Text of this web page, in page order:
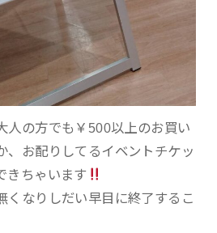
人の方でも￥500以上のお買い
、お配りしてるイベントチケッ
きちゃいます
くなりしだい早目に終了するこ